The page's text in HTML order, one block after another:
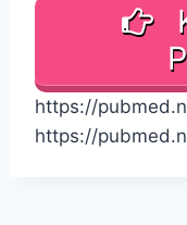
https://
https://